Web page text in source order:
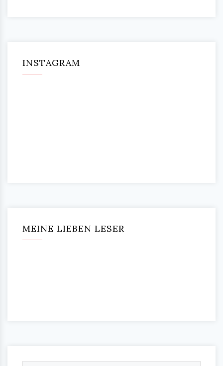
INSTAGRAM
MEINE LIEBEN LESER